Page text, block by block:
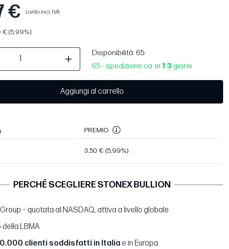
€ Lordo incl. IVA
€ (5,99%)
Disponibilità: 65
65 - spedizione ca. in 1-3 giorni
Aggiungi al carrello
PREMIO
3,50 € (5,99%)
PERCHÉ SCEGLIERE STONEX BULLION
– quotata al NASDAQ, attiva a livello globale
LBMA
clienti soddisfatti in Italiae in Europa